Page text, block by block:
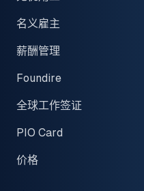
名义雇主
薪酬管理
Foundire
全球工作签证
PIO Card
价格